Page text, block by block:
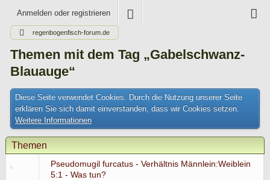
Anmelden oder registrieren
regenbogenfisch-forum.de
Themen mit dem Tag „Gabelschwanz-
Blauauge“
Diese Seite verwendet Cookies. Durch die Nutzung unserer Seite
erklären Sie sich damit einverstanden, dass wir Cookies setzen.
Weitere Informationen
Themen
Pseudomugil furcatus - Verhältnis Männlein:Weiblein
5:1 - Was tun?